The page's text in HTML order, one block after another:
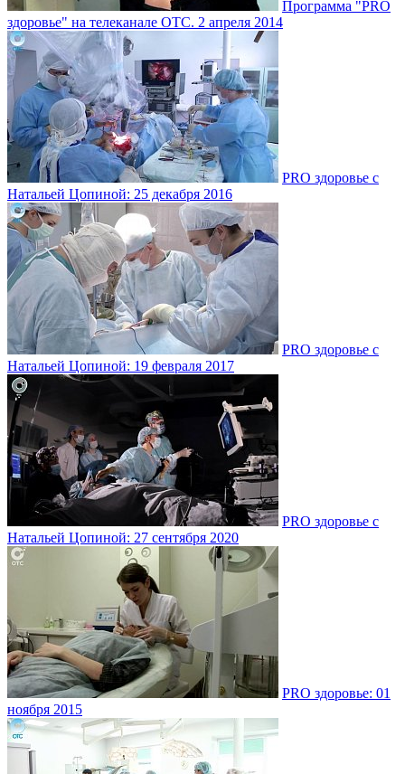
Программа "PRO
здоровье" на телеканале ОТС. 2 апреля 2014
PRO здоровье с
Натальей Цопиной: 25 декабря 2016
PRO здоровье с
Натальей Цопиной: 19 февраля 2017
PRO здоровье с
Натальей Цопиной: 27 сентября 2020
PRO здоровье: 01
ноября 2015